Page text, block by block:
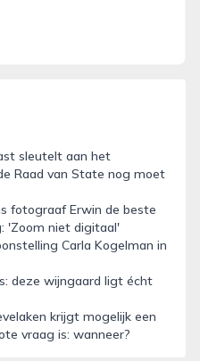
sleutelt aan het
Raad van State nog moet
fotograaf Erwin de beste
'Zoom niet digitaal'
Carla Kogelman in
deze wijngaard ligt écht
krijgt mogelijk een
vraag is: wanneer?